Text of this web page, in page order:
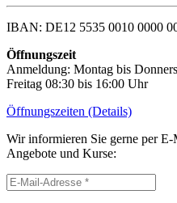
IBAN: DE12 5535 0010 0000
Öffnungszeit
Anmeldung: Montag bis
Freitag 08:30 bis 16:00 Uhr
Öffnungszeiten (Details)
Wir informieren Sie gerne per
Angebote und Kurse: